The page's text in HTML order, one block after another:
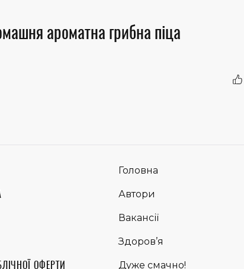
ароматна грибна піца
ОФЕРТИ
Головна
Автори
Вакансії
Здоров’я
Дуже смачно!